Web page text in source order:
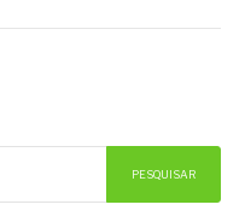
PESQUISAR